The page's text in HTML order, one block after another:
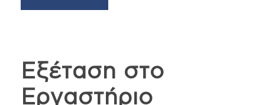
Εξέταση στο
Εργαστήριο